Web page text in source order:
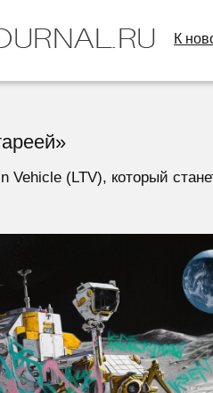
К
(LTV), который